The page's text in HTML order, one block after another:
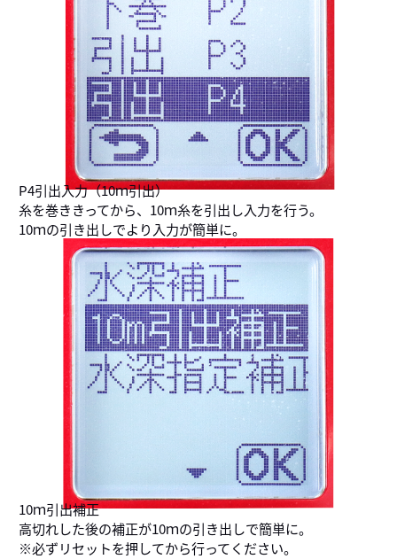
P4引出入力（10ｍ引出）
糸を巻ききってから、10ｍ糸を引出し入力を行う。
10ｍの引き出しでより入力が簡単に。
10ｍ引出補正
高切れした後の補正が10ｍの引き出しで簡単に。
※必ずリセットを押してから行ってください。